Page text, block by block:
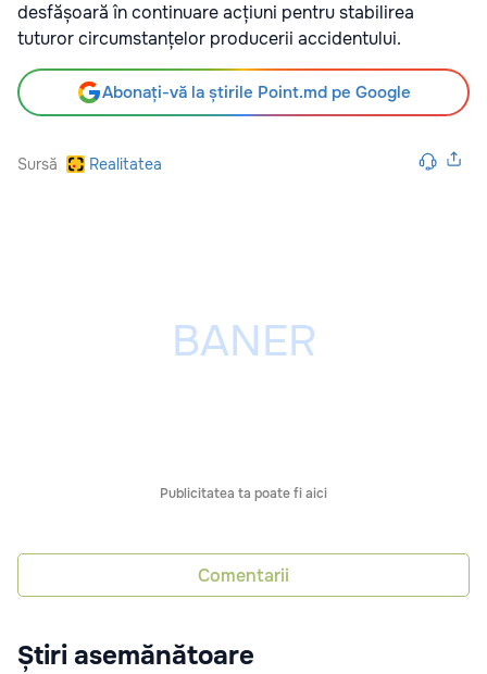
desfășoară în continuare acțiuni pentru stabilirea
tuturor circumstanțelor producerii accidentului.
Abonați-vă la știrile Point.md pe Google
Sursă Realitatea
Publicitatea ta poate fi aici
Comentarii
Știri asemănătoare